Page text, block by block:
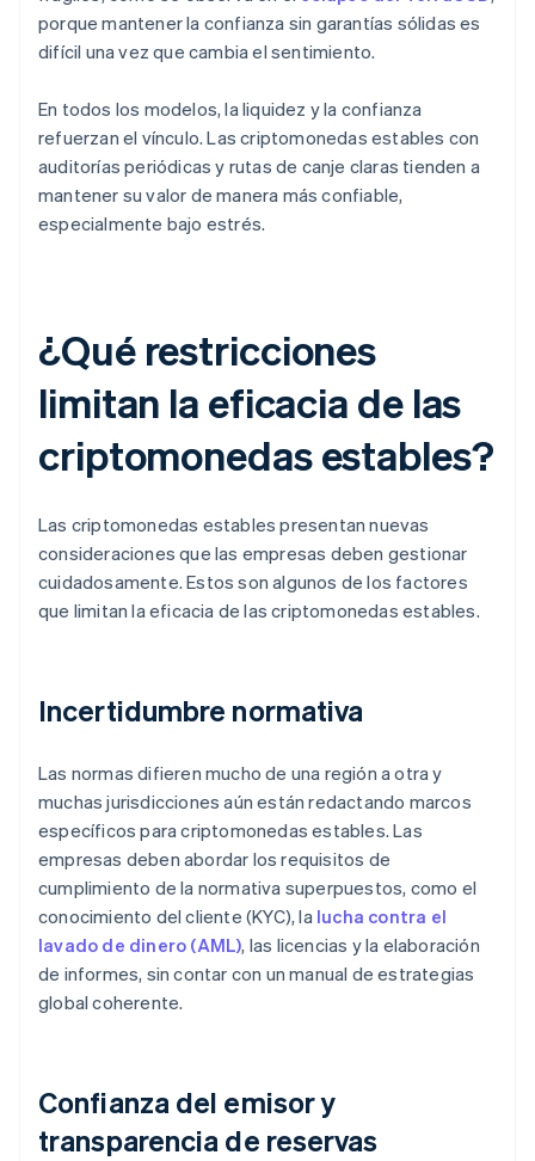
porque mantener la confianza sin garantías sólidas es
difícil una vez que cambia el sentimiento.
En todos los modelos, la liquidez y la confianza
refuerzan el vínculo. Las criptomonedas estables con
auditorías periódicas y rutas de canje claras tienden a
mantener su valor de manera más confiable,
especialmente bajo estrés.
¿Qué restricciones
limitan la eficacia de las
criptomonedas estables?
Las criptomonedas estables presentan nuevas
consideraciones que las empresas deben gestionar
cuidadosamente. Estos son algunos de los factores
que limitan la eficacia de las criptomonedas estables.
Incertidumbre normativa
Las normas difieren mucho de una región a otra y
muchas jurisdicciones aún están redactando marcos
específicos para criptomonedas estables. Las
empresas deben abordar los requisitos de
cumplimiento de la normativa superpuestos, como el
conocimiento del cliente (KYC), la lucha contra el
lavado de dinero (AML), las licencias y la elaboración
de informes, sin contar con un manual de estrategias
global coherente.
Confianza del emisor y
transparencia de reservas